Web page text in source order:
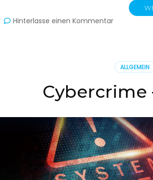
Hinterlasse einen Kommentarzu
der
Produktion
ALLGEMEIN